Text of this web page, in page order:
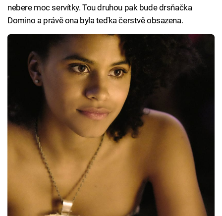
nebere moc servítky. Tou druhou pak bude drsňačka
Domino a právě ona byla teďka čerstvě obsazena.